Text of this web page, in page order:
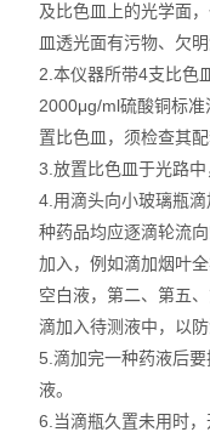
及比色皿上的光学面
皿透光面有污物、欠
2.本仪器所带4支比色
2000μg/ml硫酸铜标
置比色皿，须检查其
3.放置比色皿于光路中
4.用滴头向小玻璃瓶
种药品均应逐滴轮流
加入，例如滴加烟叶
空白液，第二、第五
滴加入待测液中，以
5.滴加完一种药液后
液。
6.当滴瓶久置未用时